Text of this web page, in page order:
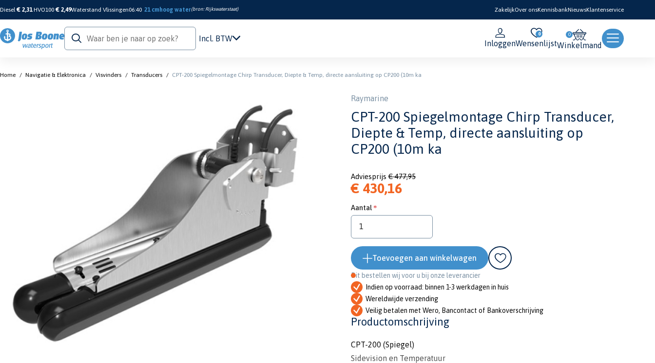
Diesel€ 2,31 HVO100 € 2,49Waterstand Vlissingen06:40 21 cm hoog water(bron:Rijkswaterstaat) ZakelijkOver onsKennisbankNieuwsKlantenservice
Navigatie & Elektronica
Kleding & Schoenen
Veiligheid
Boeken & Kaarten
Verf & Onderhoud
Tuigage & Dekuitrusting
Rubberboten & Motoren
Outlet
Incl. BTW
Inloggen
0
WensenlijstWinkelmand
Home / Navigatie & Elektronica / Visvinders / Transducers / CPT-200 Spiegelmontage Chirp Transducer, Diepte & Temp, directe aansluiting op CP200 (10m ka
Raymarine
CPT-200 Spiegelmontage Chirp Transducer,
Diepte & Temp, directe aansluiting op
CP200 (10m ka
Adviesprijs € 477,95
€ 430,16
Aantal
Toevoegen aan winkelwagen
Dit bestellen wij voor u bij onze leverancier
Indien op voorraad: binnen 1-3 werkdagen in huis
Wereldwijde verzending
Veilig betalen met Wero, Bancontact of Bankoverschrijving
Productomschrijving
CPT-200 (Spiegel)
Sidevision en Temperatuur